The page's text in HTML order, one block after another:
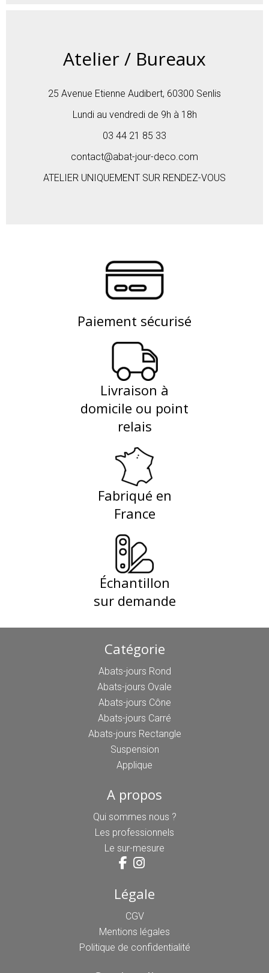
Atelier / Bureaux
25 Avenue Etienne Audibert, 60300 Senlis
Lundi au vendredi de 9h à 18h
03 44 21 85 33
contact@abat-jour-deco.com
ATELIER UNIQUEMENT SUR RENDEZ-VOUS
Paiement sécurisé
Livraison à
domicile ou point
relais
Fabriqué en
France
Échantillon
sur demande
Catégorie
Abats-jours Rond
Abats-jours Ovale
Abats-jours Cône
Abats-jours Carré
Abats-jours Rectangle
Suspension
Applique
A propos
Qui sommes nous ?
Les professionnels
Le sur-mesure
Légale
CGV
Mentions légales
Politique de confidentialité